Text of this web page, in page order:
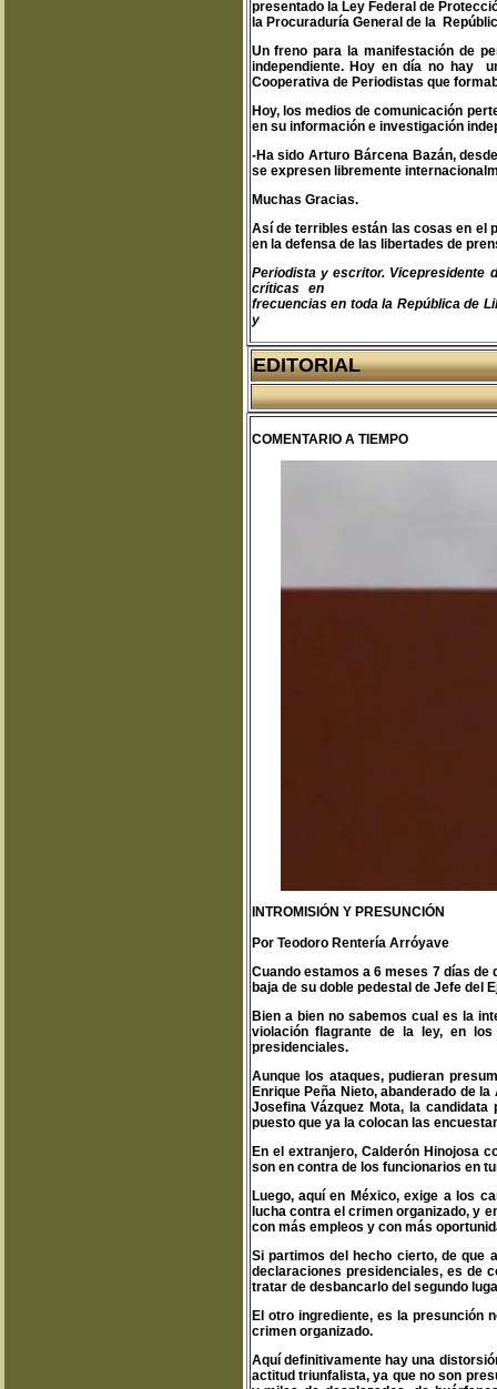
presentado la Ley Federal de
la Procuraduría General de la
Un freno para la manifestación de
independiente. Hoy en día no hay
Cooperativa de Periodistas que
Hoy, los medios de comunicación
en su información e investigación
-Ha sido Arturo Bárcena Bazán,
se expresen libremente
Muchas Gracias.
Así de terribles están las cosas en el
en la defensa de las libertades de
Periodista y escritor. Vicepresidente
críticas en
frecuencias en toda la República de
y
EDITORIAL
COMENTARIO A TIEMPO
INTROMISIÓN Y PRESUNCIÓN
Por Teodoro Rentería Arróyave
Cuando estamos a 6 meses 7 días
baja de su doble pedestal de Jefe del
Bien a bien no sabemos cual es la
violación flagrante de la ley, en
presidenciales.
Aunque los ataques, pudieran
Enrique Peña Nieto, abanderado de
Josefina Vázquez Mota, la
puesto que ya la colocan las
En el extranjero, Calderón Hinojosa
son en contra de los funcionarios en
Luego, aquí en México, exige a los
lucha contra el crimen organizado, y
con más empleos y con más
Si partimos del hecho cierto, de que
declaraciones presidenciales, es de
tratar de desbancarlo del segundo
El otro ingrediente, es la presunción
crimen organizado.
Aquí definitivamente hay una
actitud triunfalista, ya que no son